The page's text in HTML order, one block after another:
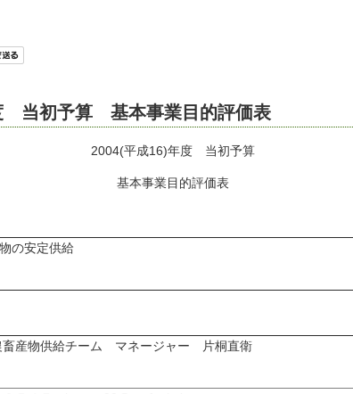
当初予算 基本事業目的評価表
2004(平成16)年度 当初予算
基本事業目的評価表
の安定供給
畜産物供給チーム マネージャー 片桐直衛